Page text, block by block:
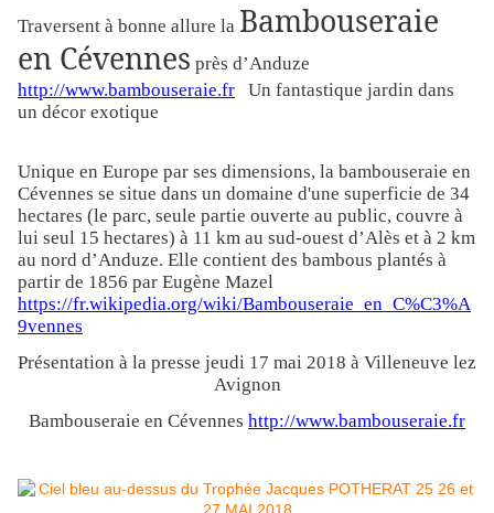
Traversent à bonne allure la Bambouseraie
en Cévennes près d’Anduze
http://www.bambouseraie.fr Un fantastique jardin dans
un décor exotique
Unique en Europe par ses dimensions, la bambouseraie en
Cévennes se situe dans un domaine d'une superficie de 34
hectares (le parc, seule partie ouverte au public, couvre à
lui seul 15 hectares) à 11 km au sud-ouest d’Alès et à 2 km
au nord d’Anduze. Elle contient des bambous plantés à
partir de 1856 par Eugène Mazel
https://fr.wikipedia.org/wiki/Bambouseraie_en_C%C3%A
9vennes
Présentation à la presse jeudi 17 mai 2018 à Villeneuve lez
Avignon
Bambouseraie en Cévennes http://www.bambouseraie.fr